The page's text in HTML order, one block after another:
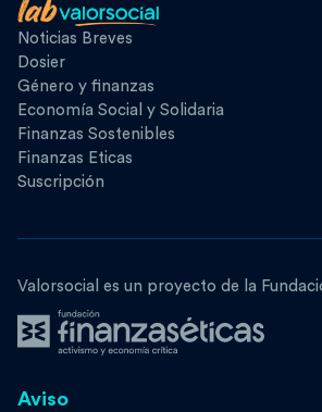
Noticias Breves
Dosier
Género y finanzas
Economía Social y Solidaria
Finanzas Sostenibles
Finanzas Eticas
Suscripción
Valorsocial es un proyecto de la
Síguenos
Aviso